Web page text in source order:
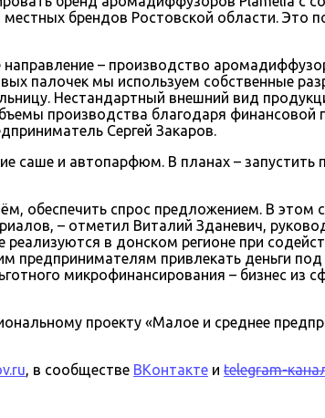
брендов Ростовской области. Это
направление – производство
палочек мы используем собственные
Нестандартный внешний вид
производства благодаря финансовой
Сергей Закаров.
саше и автопарфюм. В планах – запустить
обеспечить спрос предложением. В этом
– отметил Виталий Зданевич,
в донском регионе при
привлекать деньги под
микрофинансирования – бизнес из
проекту «Малое и среднее
, в сообществе ВКонтакте и telegram-